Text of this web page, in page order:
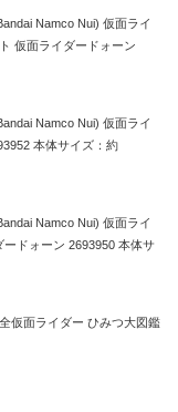
Namco Nui) 仮面ライ
仮面ライダードォーン
Namco Nui) 仮面ライ
本体サイズ：約
Namco Nui) 仮面ライ
ドォーン 2693950 本体サ
仮面ライダー ひみつ大図鑑